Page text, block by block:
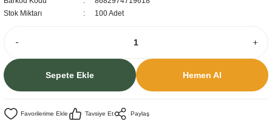
Stok Miktarı
100 Adet
Sepete Ekle Hemen Al
Tavsiye Et Paylaş